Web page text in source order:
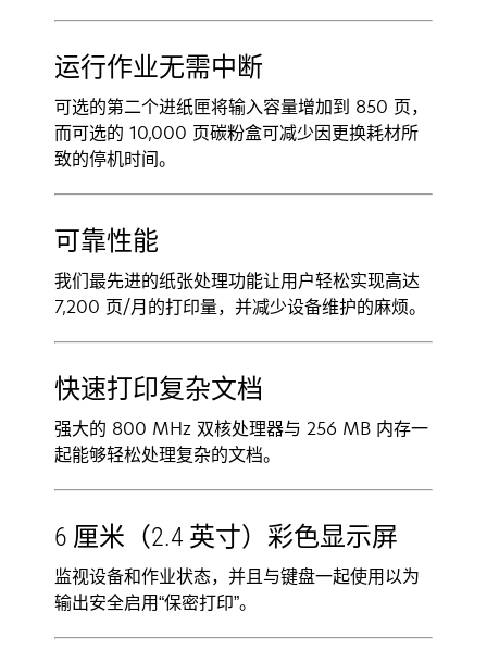
运行作业无需中断
可选的第二个进纸匣将输入容量增加到 850 页，
而可选的 10,000 页碳粉盒可减少因更换耗材所
致的停机时间。
可靠性能
我们最先进的纸张处理功能让用户轻松实现高达
7,200 页/月的打印量，并减少设备维护的麻烦。
快速打印复杂文档
强大的 800 MHz 双核处理器与 256 MB 内存一
起能够轻松处理复杂的文档。
6 厘米（2.4 英寸）彩色显示屏
监视设备和作业状态，并且与键盘一起使用以为
输出安全启用“保密打印”。